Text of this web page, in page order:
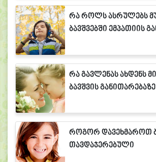
რა როლს ასრულებს
ბავშვებში ემპათიის
რა გავლენას ახდენს
ბავშვის განითარებაზე
როგორ დავეხმაროთ
თავდაჯერებული